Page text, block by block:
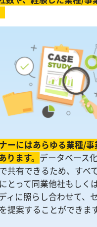
ーにはあらゆる業種/事
ります。 データベース
共有できるため、すべ
とって同業他社もしく
ィに照らし合わせて、
提案することができます